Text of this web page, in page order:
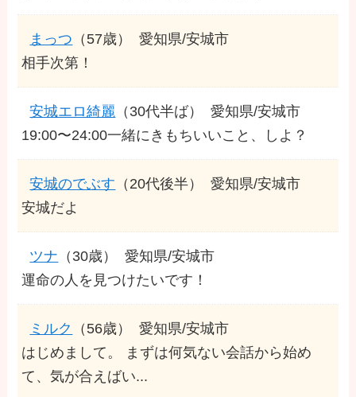
まっつ （57歳）
愛知県/安城市
相手次第！
安城エロ綺麗 （30代半ば）
愛知県/安城市
19:00〜24:00一緒にきもちいいこと、しよ？
安城のでぶす （20代後半）
愛知県/安城市
安城だよ
ツナ （30歳）
愛知県/安城市
運命の人を見つけたいです！
ミルク （56歳）
愛知県/安城市
はじめまして。 まずは何気ない会話から始め
て、気が合えばい...